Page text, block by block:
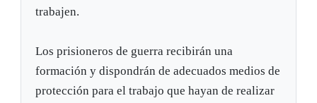
trabajen.
Los prisioneros de guerra recibirán una
formación y dispondrán de adecuados medios de
protección para el trabajo que hayan de realizar